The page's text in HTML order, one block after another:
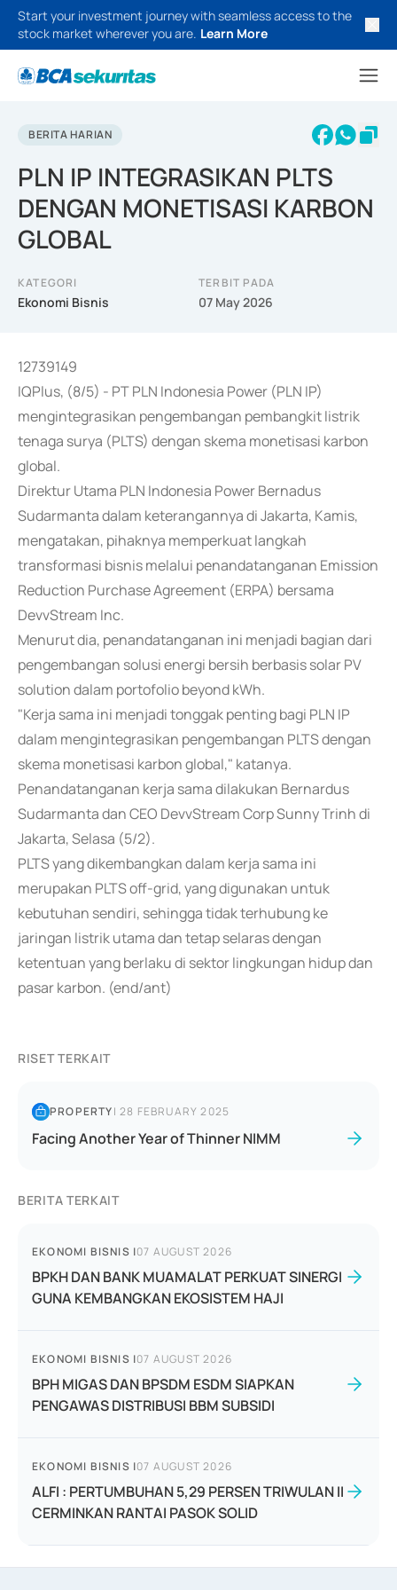
Start your investment journey with seamless access to the
stock market wherever you are. Learn More
BERITA HARIAN
PLN IP INTEGRASIKAN PLTS
DENGAN MONETISASI KARBON
GLOBAL
KATEGORI
Ekonomi Bisnis
TERBIT PADA
07 May 2026
12739149
IQPlus, (8/5) - PT PLN Indonesia Power (PLN IP)
mengintegrasikan pengembangan pembangkit listrik
tenaga surya (PLTS) dengan skema monetisasi karbon
global.
Direktur Utama PLN Indonesia Power Bernadus
Sudarmanta dalam keterangannya di Jakarta, Kamis,
mengatakan, pihaknya memperkuat langkah
transformasi bisnis melalui penandatanganan Emission
Reduction Purchase Agreement (ERPA) bersama
DevvStream Inc.
Menurut dia, penandatanganan ini menjadi bagian dari
pengembangan solusi energi bersih berbasis solar PV
solution dalam portofolio beyond kWh.
"Kerja sama ini menjadi tonggak penting bagi PLN IP
dalam mengintegrasikan pengembangan PLTS dengan
skema monetisasi karbon global," katanya.
Penandatanganan kerja sama dilakukan Bernardus
Sudarmanta dan CEO DevvStream Corp Sunny Trinh di
Jakarta, Selasa (5/2).
PLTS yang dikembangkan dalam kerja sama ini
merupakan PLTS off-grid, yang digunakan untuk
kebutuhan sendiri, sehingga tidak terhubung ke
jaringan listrik utama dan tetap selaras dengan
ketentuan yang berlaku di sektor lingkungan hidup dan
pasar karbon. (end/ant)
RISET TERKAIT
PROPERTY|28 FEBRUARY 2025
Facing Another Year of Thinner NIMM
BERITA TERKAIT
EKONOMI BISNIS |07 AUGUST 2026
BPKH DAN BANK MUAMALAT PERKUAT SINERGI
GUNA KEMBANGKAN EKOSISTEM HAJI
EKONOMI BISNIS |07 AUGUST 2026
BPH MIGAS DAN BPSDM ESDM SIAPKAN
PENGAWAS DISTRIBUSI BBM SUBSIDI
EKONOMI BISNIS |07 AUGUST 2026
ALFI : PERTUMBUHAN 5,29 PERSEN TRIWULAN II
CERMINKAN RANTAI PASOK SOLID